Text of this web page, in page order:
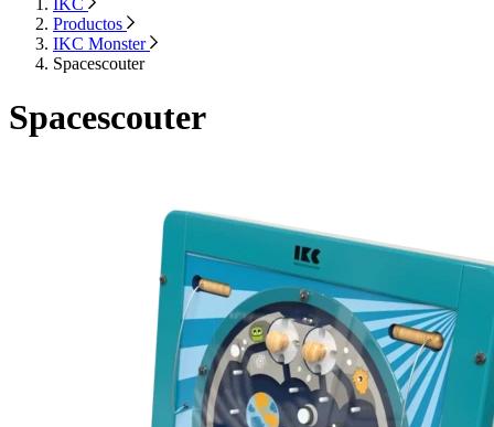
Productos
IKC Monster
Spacescouter
Spacescouter